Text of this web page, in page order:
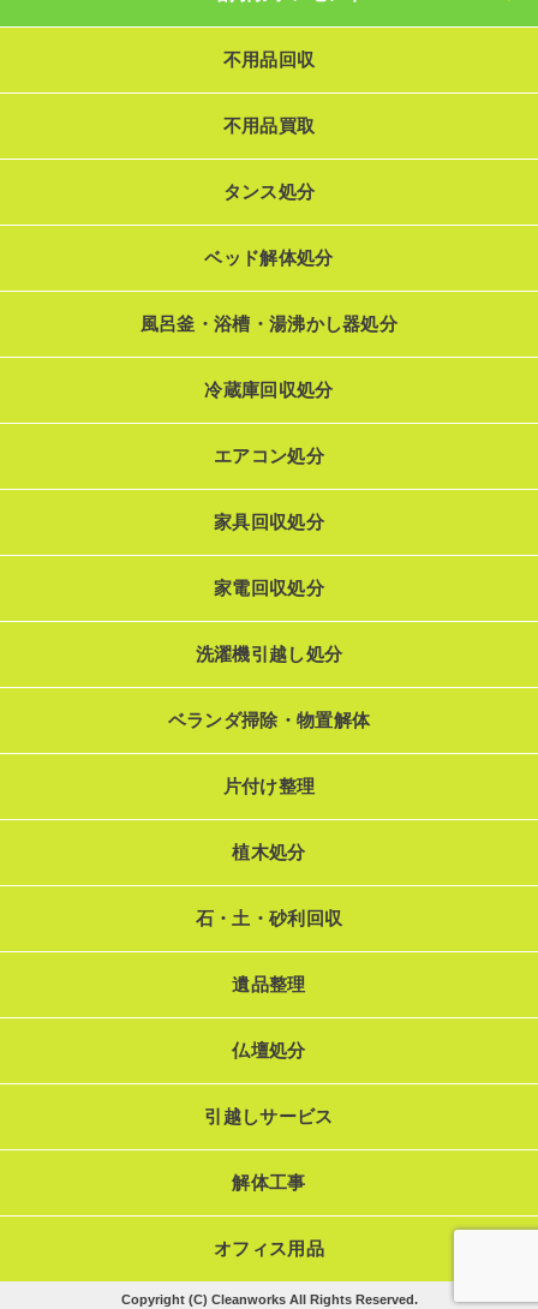
不用品回収
不用品買取
タンス処分
ベッド解体処分
風呂釜・浴槽・湯沸かし器処分
冷蔵庫回収処分
エアコン処分
家具回収処分
家電回収処分
洗濯機引越し処分
ベランダ掃除・物置解体
片付け整理
植木処分
石・土・砂利回収
遺品整理
仏壇処分
引越しサービス
解体工事
オフィス用品
Copyright (C) Cleanworks All Rights Reserved.